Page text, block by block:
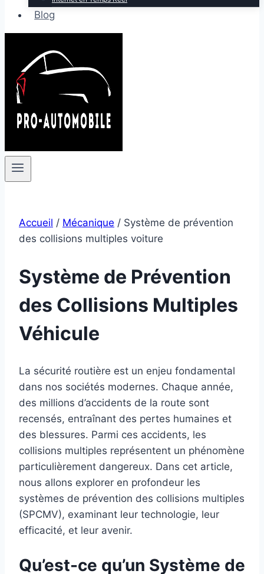
Blog
Accueil / Mécanique / Système de prévention
des collisions multiples voiture
Système de Prévention
des Collisions Multiples
Véhicule
La sécurité routière est un enjeu fondamental
dans nos sociétés modernes. Chaque année,
des millions d’accidents de la route sont
recensés, entraînant des pertes humaines et
des blessures. Parmi ces accidents, les
collisions multiples représentent un phénomène
particulièrement dangereux. Dans cet article,
nous allons explorer en profondeur les
systèmes de prévention des collisions multiples
(SPCMV), examinant leur technologie, leur
efficacité, et leur avenir.
Qu’est-ce qu’un Système de